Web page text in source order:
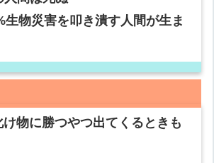
生物災害を叩き潰す人間が生ま
物に勝つやつ出てくるときも